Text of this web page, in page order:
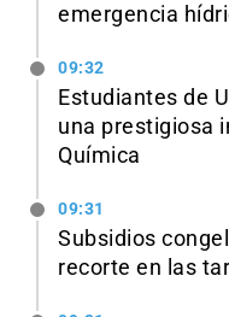
emergencia
09:32
Estudiantes de
una prestigiosa
Química
09:31
Subsidios
recorte en las